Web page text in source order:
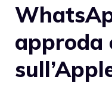
approda